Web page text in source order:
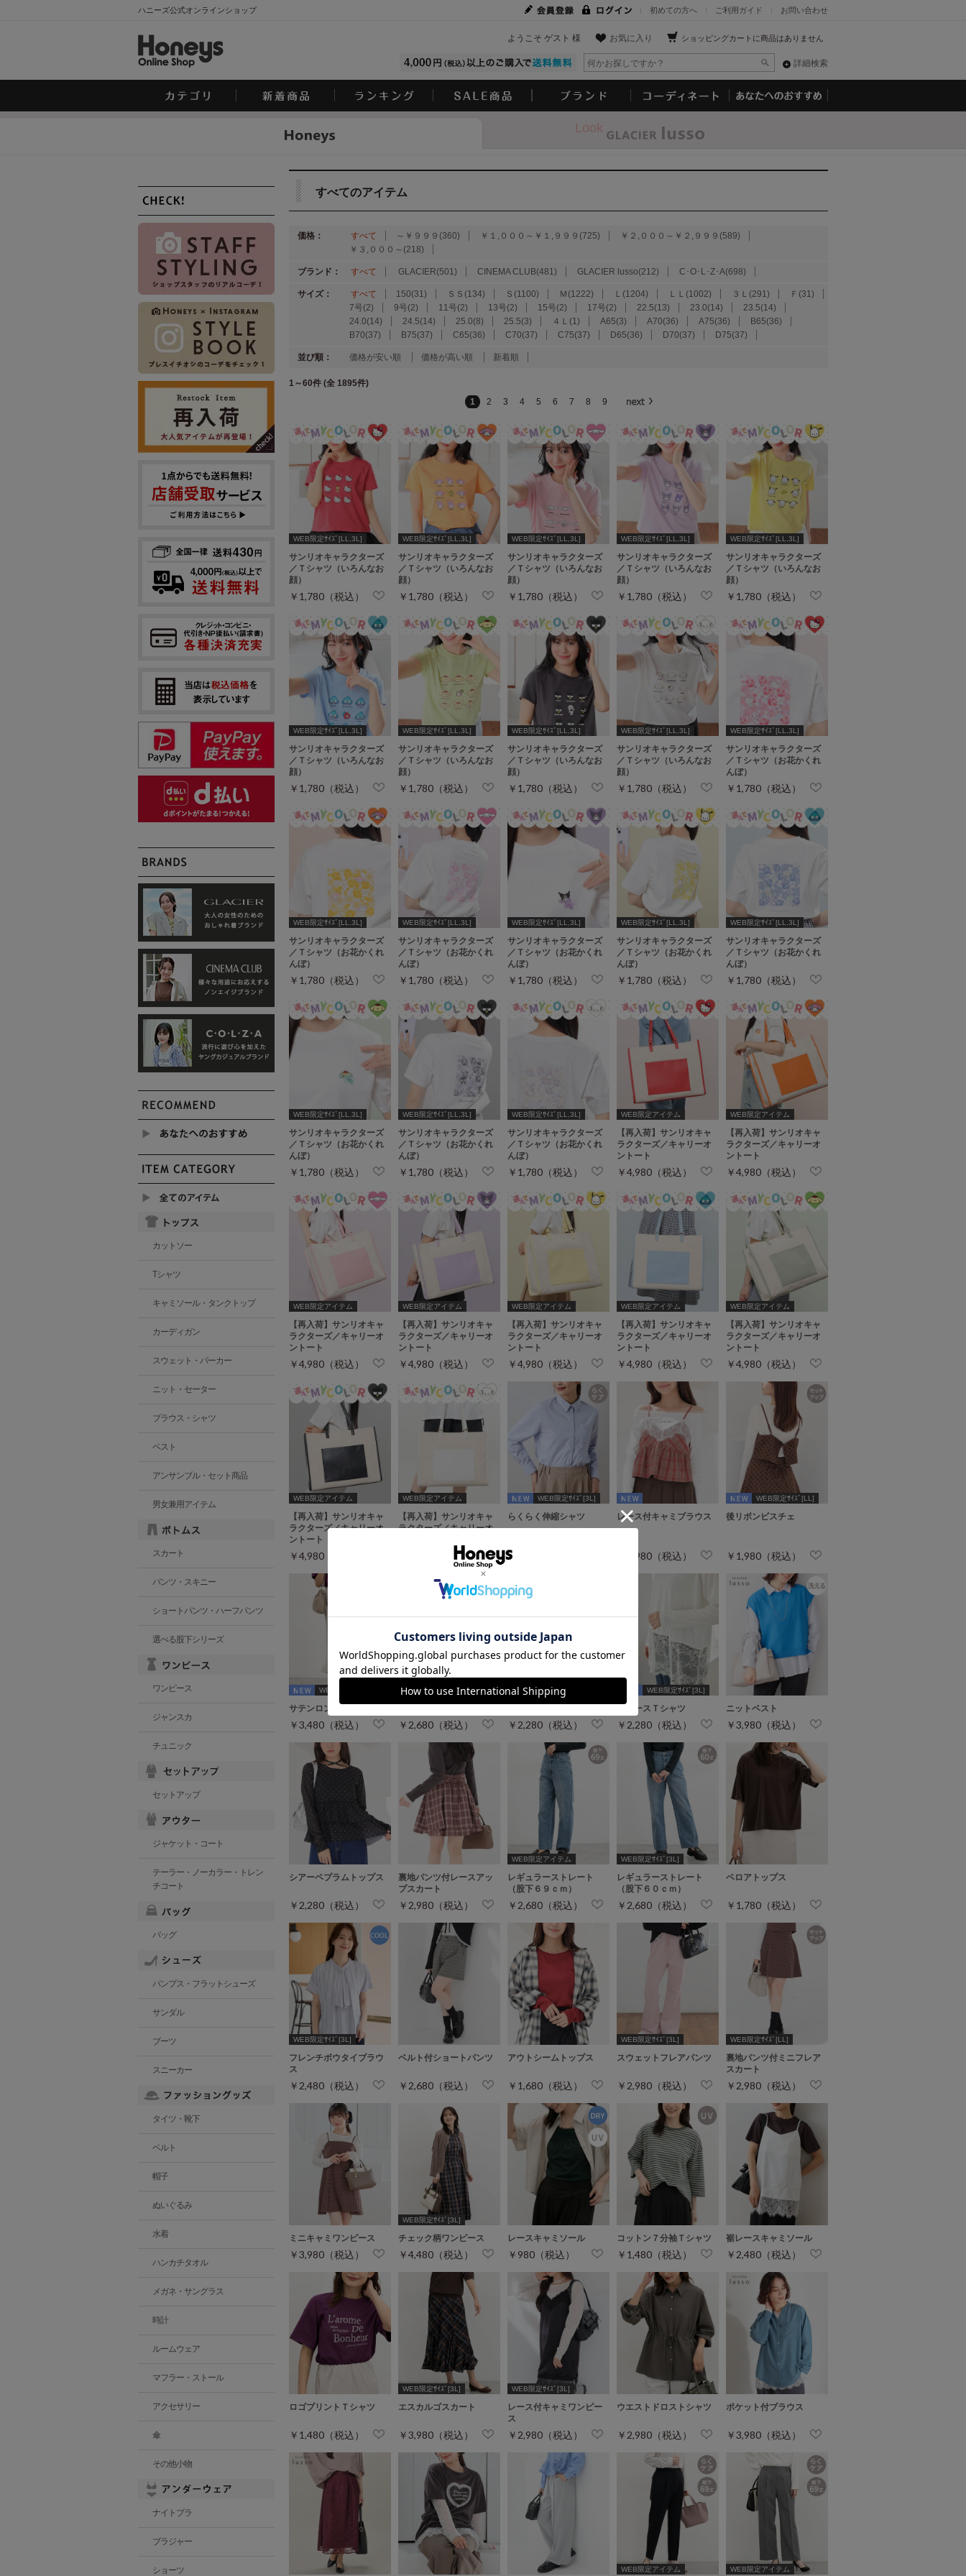
ハニーズ公式オンラインショップ お問い合わせ
ご利用ガイド
初めての方へ
ショッピングカートに商品はありません
お気に入り
ようこそ ゲスト 様
詳細検索
Look
すべてのアイテム
価格： すべて ～￥９９９(360) ￥１,０００～￥１,９９９(725)
￥２,０００～￥２,９９９(589)
￥３,０００～(218)
ブランド： すべて GLACIER(501) CINEMA CLUB(481) GLACIER lusso(212) C･O･L･Z･A(698)
サイズ： すべて 150(31) ＳＳ(134) Ｓ(1100) Ｍ(1222) Ｌ(1204) ＬＬ(1002) ３Ｌ(291)
Ｆ(31)
7号(2)
9号(2) 11号(2) 13号(2) 15号(2) 17号(2) 22.5(13) 23.0(14)
23.5(14)
24.0(14)
24.5(14) 25.0(8) 25.5(3) ４Ｌ(1) A65(3) A70(36) A75(36)
B65(36)
B70(37)
B75(37) C65(36) C70(37) C75(37) D65(36) D70(37) D75(37)
並び順： 価格が安い順 価格が高い順 新着順
1～60件 (全 1895件)
1
2 3 4 5 6 7 8 9
WEB限定ｻｲｽﾞ[LL,3L]
サンリオキャラクターズ
／Ｔシャツ（いろんなお
顔）
￥1,780（税込）
WEB限定ｻｲｽﾞ[LL,3L]
サンリオキャラクターズ
／Ｔシャツ（いろんなお
顔）
￥1,780（税込）
WEB限定ｻｲｽﾞ[LL,3L]
サンリオキャラクターズ
／Ｔシャツ（いろんなお
顔）
￥1,780（税込）
WEB限定ｻｲｽﾞ[LL,3L]
サンリオキャラクターズ
／Ｔシャツ（いろんなお
顔）
￥1,780（税込）
WEB限定ｻｲｽﾞ[LL,3L]
サンリオキャラクターズ
／Ｔシャツ（いろんなお
顔）
￥1,780（税込）
WEB限定ｻｲｽﾞ[LL,3L]
サンリオキャラクターズ
／Ｔシャツ（いろんなお
顔）
￥1,780（税込）
WEB限定ｻｲｽﾞ[LL,3L]
サンリオキャラクターズ
／Ｔシャツ（いろんなお
顔）
￥1,780（税込）
WEB限定ｻｲｽﾞ[LL,3L]
サンリオキャラクターズ
／Ｔシャツ（いろんなお
顔）
￥1,780（税込）
WEB限定ｻｲｽﾞ[LL,3L]
サンリオキャラクターズ
／Ｔシャツ（いろんなお
顔）
￥1,780（税込）
WEB限定ｻｲｽﾞ[LL,3L]
サンリオキャラクターズ
／Ｔシャツ（お花かくれ
んぼ）
￥1,780（税込）
WEB限定ｻｲｽﾞ[LL,3L]
サンリオキャラクターズ
／Ｔシャツ（お花かくれ
んぼ）
￥1,780（税込）
WEB限定ｻｲｽﾞ[LL,3L]
サンリオキャラクターズ
／Ｔシャツ（お花かくれ
んぼ）
￥1,780（税込）
WEB限定ｻｲｽﾞ[LL,3L]
サンリオキャラクターズ
／Ｔシャツ（お花かくれ
んぼ）
￥1,780（税込）
WEB限定ｻｲｽﾞ[LL,3L]
サンリオキャラクターズ
／Ｔシャツ（お花かくれ
んぼ）
￥1,780（税込）
WEB限定ｻｲｽﾞ[LL,3L]
サンリオキャラクターズ
／Ｔシャツ（お花かくれ
んぼ）
￥1,780（税込）
WEB限定ｻｲｽﾞ[LL,3L]
サンリオキャラクターズ
／Ｔシャツ（お花かくれ
んぼ）
￥1,780（税込）
WEB限定ｻｲｽﾞ[LL,3L]
サンリオキャラクターズ
／Ｔシャツ（お花かくれ
んぼ）
￥1,780（税込）
WEB限定ｻｲｽﾞ[LL,3L]
サンリオキャラクターズ
／Ｔシャツ（お花かくれ
んぼ）
￥1,780（税込）
WEB限定アイテム
【再入荷】サンリオキャ
ラクターズ／キャリーオ
ントート
￥4,980（税込）
WEB限定アイテム
【再入荷】サンリオキャ
ラクターズ／キャリーオ
ントート
￥4,980（税込）
WEB限定アイテム
【再入荷】サンリオキャ
ラクターズ／キャリーオ
ントート
￥4,980（税込）
WEB限定アイテム
【再入荷】サンリオキャ
ラクターズ／キャリーオ
ントート
￥4,980（税込）
WEB限定アイテム
【再入荷】サンリオキャ
ラクターズ／キャリーオ
ントート
￥4,980（税込）
WEB限定アイテム
【再入荷】サンリオキャ
ラクターズ／キャリーオ
ントート
￥4,980（税込）
WEB限定アイテム
【再入荷】サンリオキャ
ラクターズ／キャリーオ
ントート
￥4,980（税込）
WEB限定アイテム
【再入荷】サンリオキャ
ラクターズ／キャリーオ
ントート
￥4,980（税込）
WEB限定アイテム
【再入荷】サンリオキャ
ラクターズ／キャリーオ
￥4,980（税込）
WEB限定ｻｲｽﾞ[3L]
らくらく伸縮シャツ
￥1,980（税込）
レース付キャミブラウス
￥1,980（税込）
WEB限定ｻｲｽﾞ[LL]
後リボンビスチェ
￥1,980（税込）
WEB限定ｻｲｽﾞ[3L]
サテンロングスカート
￥3,480（税込） ￥2,680（税込） ￥2,280（税込）
WEB限定ｻｲｽﾞ[3L]
裾レースＴシャツ
￥2,280（税込）
ニットベスト
￥3,980（税込）
シアーペプラムトップス
￥2,280（税込）
裏地パンツ付レースアッ
プスカート
￥2,980（税込）
WEB限定アイテム
レギュラーストレート
（股下６９ｃｍ）
￥2,680（税込）
WEB限定ｻｲｽﾞ[3L]
レギュラーストレート
（股下６０ｃｍ）
￥2,680（税込）
ベロアトップス
￥1,780（税込）
WEB限定ｻｲｽﾞ[3L]
フレンチボウタイブラウ
ス
￥2,480（税込）
ベルト付ショートパンツ
￥2,680（税込）
アウトシームトップス
￥1,680（税込）
WEB限定ｻｲｽﾞ[3L]
スウェットフレアパンツ
￥2,980（税込）
WEB限定ｻｲｽﾞ[LL]
裏地パンツ付ミニフレア
スカート
￥2,980（税込）
ミニキャミワンピース
￥3,980（税込）
WEB限定ｻｲｽﾞ[3L]
チェック柄ワンピース
￥4,480（税込）
レースキャミソール
￥980（税込）
コットン７分袖Ｔシャツ
￥1,480（税込）
裾レースキャミソール
￥2,480（税込）
ロゴプリントＴシャツ
￥1,480（税込）
WEB限定ｻｲｽﾞ[3L]
エスカルゴスカート
￥3,980（税込）
WEB限定ｻｲｽﾞ[3L]
レース付キャミワンピー
ス
￥2,980（税込）
ウエストドロストシャツ
￥2,980（税込）
ポケット付ブラウス
￥3,980（税込）
WEB限定アイテム WEB限定アイテム
カットソー
Tシャツ
キャミソール・タンクトップ
カーディガン
スウェット・パーカー
ニット・セーター
ブラウス・シャツ
ベスト
アンサンブル・セット商品
男女兼用アイテム
スカート
パンツ・スキニー
ショートパンツ・ハーフパンツ
選べる股下シリーズ
ワンピース
ジャンスカ
チュニック
セットアップ
ジャケット・コート
テーラー・ノーカラー・トレン
チコート
バッグ
パンプス・フラットシューズ
サンダル
ブーツ
スニーカー
タイツ・靴下
ベルト
帽子
ぬいぐるみ
水着
ハンカチタオル
メガネ・サングラス
時計
ルームウェア
マフラー・ストール
アクセサリー
傘
その他小物
ナイトブラ
ブラジャー
ショーツ